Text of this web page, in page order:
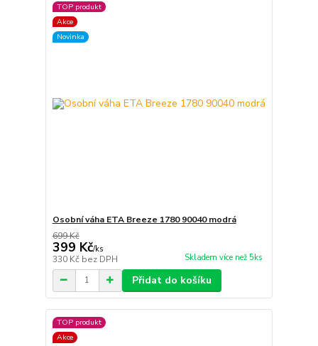
TOP produkt
Akce
Novinka
Osobní váha ETA Breeze 1780 90040 modrá
699 Kč
399 Kč/ks
330 Kč bez DPH Skladem více než 5ks
Přidat do košíku
TOP produkt
Akce